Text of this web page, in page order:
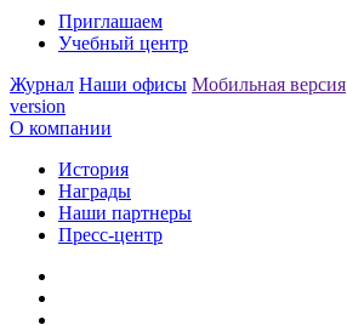
Приглашаем
Учебный центр
Журнал Наши офисы Мобильная версия
version
О компании
История
Награды
Наши партнеры
Пресс-центр